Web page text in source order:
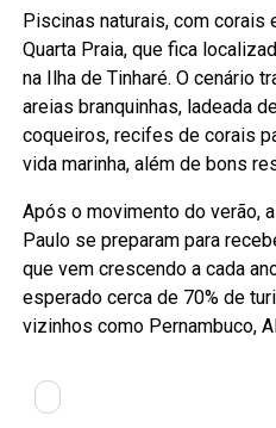
Piscinas naturais, com
Quarta Praia, que fica
na Ilha de Tinharé. O cenário
areias branquinhas, ladeada
coqueiros, recifes de corais
vida marinha, além de bons
Após o movimento do verão,
Paulo se preparam para
que vem crescendo a cada
esperado cerca de 70% de
vizinhos como Pernambuco,